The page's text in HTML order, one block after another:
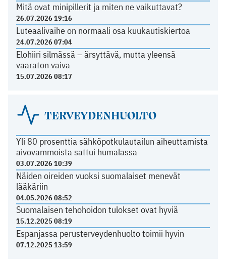
Mitä ovat minipillerit ja miten ne vaikuttavat?
26.07.2026 19:16
Luteaalivaihe on normaali osa kuukautiskiertoa
24.07.2026 07:04
Elohiiri silmässä – ärsyttävä, mutta yleensä
vaaraton vaiva
15.07.2026 08:17
TERVEYDENHUOLTO
Yli 80 prosenttia sähköpotkulautailun aiheuttamista
aivovammoista sattui humalassa
03.07.2026 10:39
Näiden oireiden vuoksi suomalaiset menevät
lääkäriin
04.05.2026 08:52
Suomalaisen tehohoidon tulokset ovat hyviä
15.12.2025 08:19
Espanjassa perusterveydenhuolto toimii hyvin
07.12.2025 13:59